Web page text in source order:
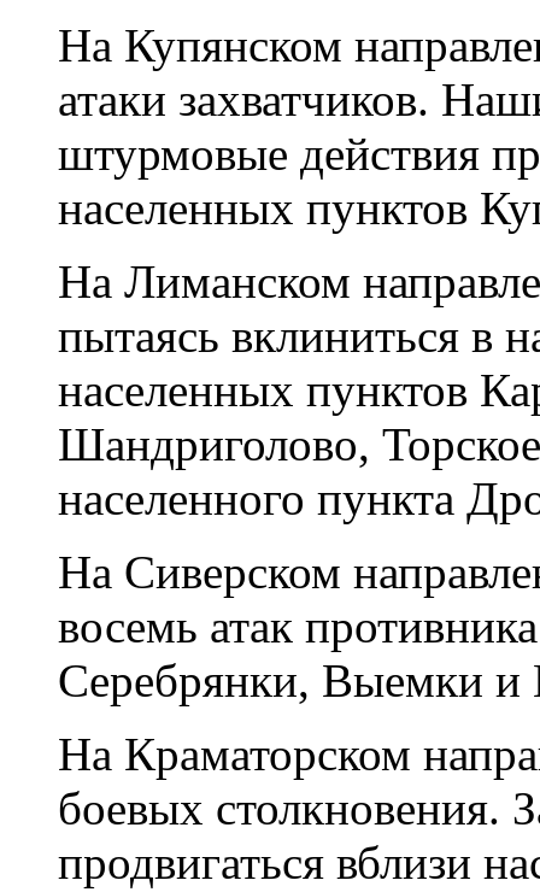
На Купянском
атаки захватчиков.
штурмовые действия
населенных пунктов
На Лиманском
пытаясь вклиниться в
населенных пунктов
Шандриголово,
населенного пункта
На Сиверском
восемь атак
Серебрянки, Выемки и
На Краматорском
боевых столкновения.
продвигаться вблизи